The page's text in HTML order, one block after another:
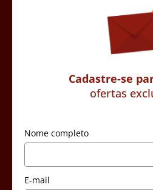
Cadastre-se
ofertas
Nome completo
E-mail